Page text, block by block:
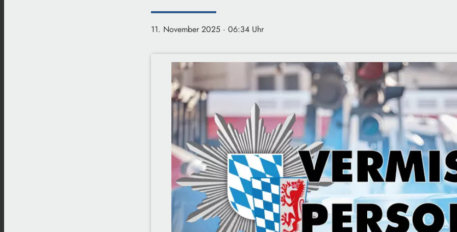
11. November 2025 · 06:34 Uhr